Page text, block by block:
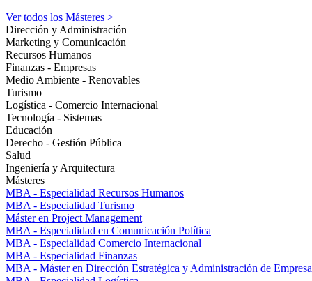
Ver todos los Másteres >
Dirección y Administración
Marketing y Comunicación
Recursos Humanos
Finanzas - Empresas
Medio Ambiente - Renovables
Turismo
Logística - Comercio Internacional
Tecnología - Sistemas
Educación
Derecho - Gestión Pública
Salud
Ingeniería y Arquitectura
Másteres
MBA - Especialidad Recursos Humanos
MBA - Especialidad Turismo
Máster en Project Management
MBA - Especialidad en Comunicación Política
MBA - Especialidad Comercio Internacional
MBA - Especialidad Finanzas
MBA - Máster en Dirección Estratégica y Administración de